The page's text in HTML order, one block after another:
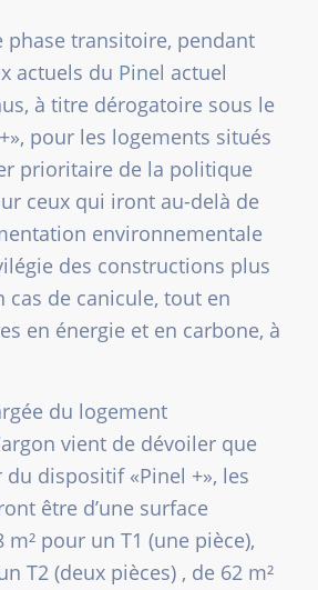
phase transitoire, pendant
actuels du Pinel actuel
à titre dérogatoire sous le
pour les logements situés
prioritaire de la politique
ceux qui iront au-delà de
environnementale
des constructions plus
cas de canicule, tout en
en énergie et en carbone, à
du logement
vient de dévoiler que
dispositif «Pinel +», les
être d’une surface
pour un T1 (une pièce),
T2 (deux pièces) , de 62 m²